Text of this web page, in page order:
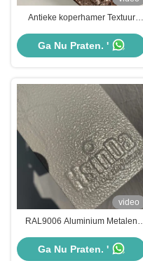
Antieke koperhamer Textuur
verf
Ga Nu Praten. '
video
RAL9006 Aluminium Metalen
poedercoating
Ga Nu Praten. '